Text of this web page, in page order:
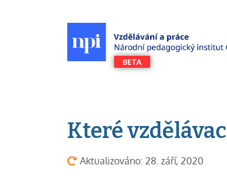
Které
Aktualizováno: 28. září, 2020